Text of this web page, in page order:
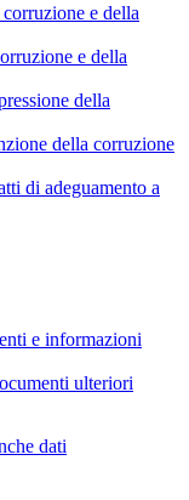
e della
e della
della
della corruzione
di adeguamento a
e informazioni
ulteriori
dati